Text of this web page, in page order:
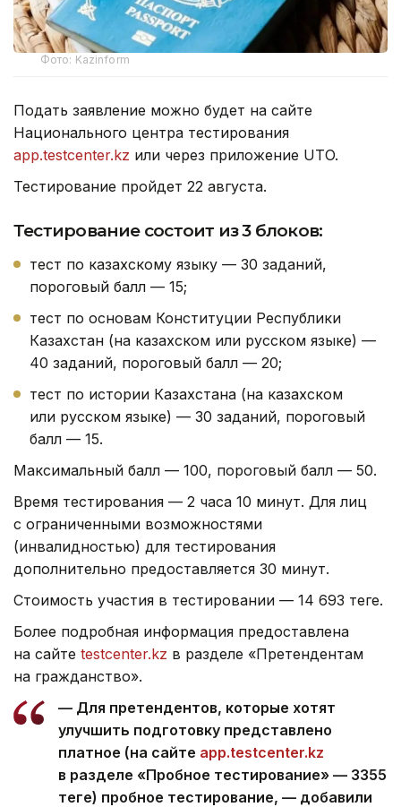
Фото: Kazinform
Подать заявление можно будет на сайте
Национального центра тестирования
app.testcenter.kz или через приложение UTO.
Тестирование пройдет 22 августа.
Тестирование состоит из 3 блоков:
тест по казахскому языку — 30 заданий,
пороговый балл — 15;
тест по основам Конституции Республики
Казахстан (на казахском или русском языке) —
40 заданий, пороговый балл — 20;
тест по истории Казахстана (на казахском
или русском языке) — 30 заданий, пороговый
балл — 15.
Максимальный балл — 100, пороговый балл — 50.
Время тестирования — 2 часа 10 минут. Для лиц
с ограниченными возможностями
(инвалидностью) для тестирования
дополнительно предоставляется 30 минут.
Стоимость участия в тестировании — 14 693 теңге.
Более подробная информация предоставлена
на сайте testcenter.kz в разделе «Претендентам
на гражданство».
— Для претендентов, которые хотят
улучшить подготовку представлено
платное (на сайте app.testcenter.kz
в разделе «Пробное тестирование» — 3355
теңге) пробное тестирование, — добавили